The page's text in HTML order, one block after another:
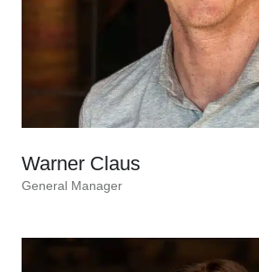
Warner Claus
General Manager